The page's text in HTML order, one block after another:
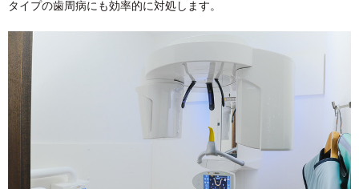
タイプの歯周病にも効率的に対処します。